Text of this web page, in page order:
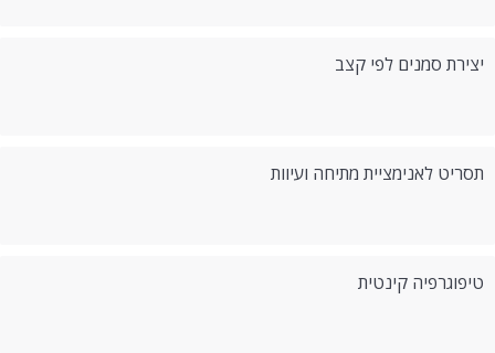
יצירת סמנים לפי קצב
תסריט לאנימציית מתיחה ועיוות
טיפוגרפיה קינטית